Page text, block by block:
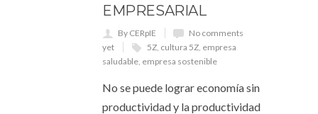
EMPRESARIAL
By CERpIE
No comments
yet
5Z cultura 5Z empresa
saludable empresa sostenible
No se puede lograr economía sin
productividad y la productividad